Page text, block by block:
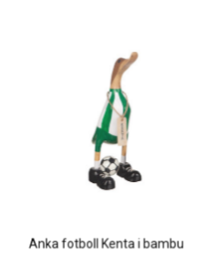
Anka fotboll Kenta i bambu